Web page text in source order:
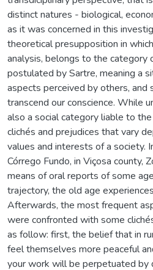
distinct natures - biological,
as it was concerned in this
theoretical presupposition in
analysis, belongs to the category
postulated by Sartre, meaning a
aspects perceived by others, and
transcend our conscience. While
also a social category liable to
clichés and prejudices that vary
values and interests of a society.
Córrego Fundo, in Viçosa county,
means of oral reports of some
trajectory, the old age
Afterwards, the most frequent
were confronted with some
as follow: first, the belief that in
feel themselves more peaceful
your work will be perpetuated by